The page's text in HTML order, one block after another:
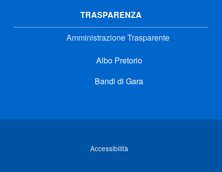
TRASPARENZA
Amministrazione Trasparente
Albo Pretorio
Bandi di Gara
Accessibilità